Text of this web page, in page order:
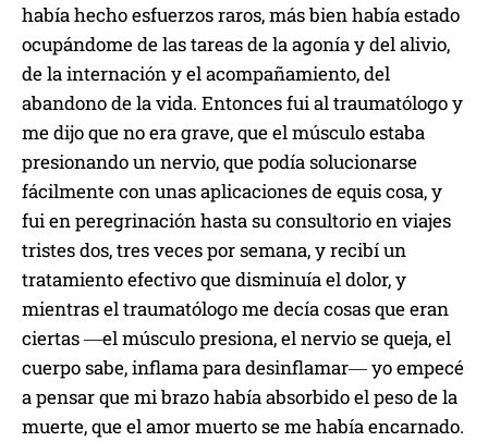
había hecho esfuerzos raros, más bien había estado
ocupándome de las tareas de la agonía y del alivio,
de la internación y el acompañamiento, del
abandono de la vida. Entonces fui al traumatólogo y
me dijo que no era grave, que el músculo estaba
presionando un nervio, que podía solucionarse
fácilmente con unas aplicaciones de equis cosa, y
fui en peregrinación hasta su consultorio en viajes
tristes dos, tres veces por semana, y recibí un
tratamiento efectivo que disminuía el dolor, y
mientras el traumatólogo me decía cosas que eran
ciertas ―el músculo presiona, el nervio se queja, el
cuerpo sabe, inflama para desinflamar― yo empecé
a pensar que mi brazo había absorbido el peso de la
muerte, que el amor muerto se me había encarnado.